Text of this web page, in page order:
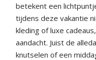
betekent een
tijdens deze vakantie
kleding of luxe
aandacht. Juist de
knutselen of een